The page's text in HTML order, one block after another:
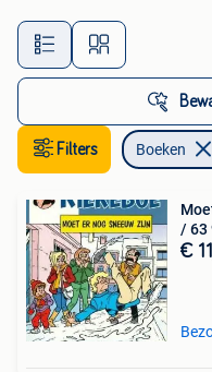
Alle
Filters Boeken
/ 63
€